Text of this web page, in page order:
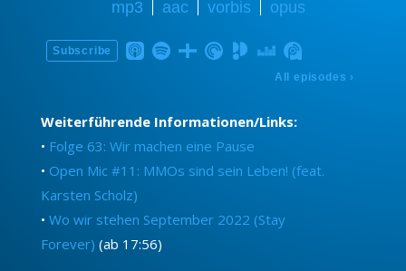
Weiterführende Informationen/Links:
• Folge 63: Wir machen eine Pause
• Open Mic #11: MMOs sind sein Leben! (feat.
Karsten Scholz)
• Wo wir stehen September 2022 (Stay
Forever) (ab 17:56)